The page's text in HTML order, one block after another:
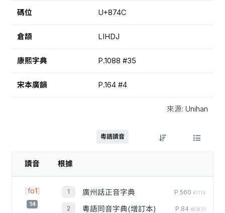
碼位 U+874C
倉頡 LIHDJ
康熙字典 P.1088 #35
宋本廣韻 P.164 #4
來源: Unihan
粵語讀音
讀音 根據
[fo1]
14
廣州話正音字典 P.560 #7714
粵語同音字典(增訂本) P.84 #02833